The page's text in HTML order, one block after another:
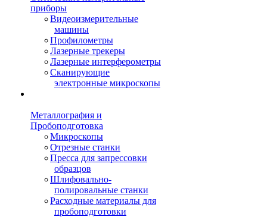
приборы
Видеоизмерительные
машины
Профилометры
Лазерные трекеры
Лазерные интерферометры
Сканирующие
электронные микроскопы
Металлография и
Пробоподготовка
Микроскопы
Отрезные станки
Пресса для запрессовки
образцов
Шлифовально-
полировальные станки
Расходные материалы для
пробоподготовки